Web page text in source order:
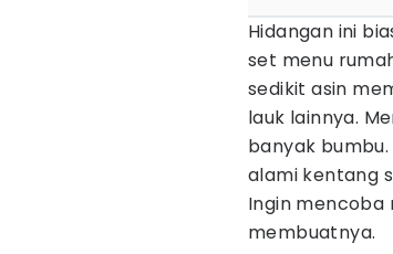
Hidangan ini
set menu
sedikit asin
lauk lainnya.
banyak
alami kentang
Ingin mencoba
membuatnya.